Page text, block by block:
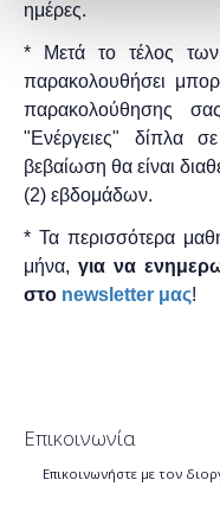
ημέρες.
* Μετά το τέλος
παρακολουθήσει
παρακολούθησης
"Ενέργειες" δίπλα
βεβαίωση θα είναι
(2) εβδομάδων.
* Τα περισσότερα
μήνα, για να
στο newsletter μας!
Επικοινωνία
Επικοινωνήστε με τον